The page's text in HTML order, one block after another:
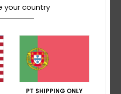
média
your country
PT SHIPPING ONLY